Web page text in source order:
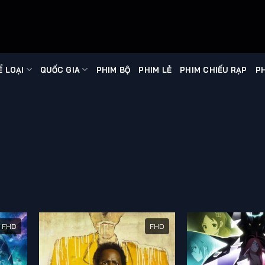
LOẠI QUỐC GIA PHIM BỘ PHIM LẺ PHIM CHIẾU RẠP
FHD FHD